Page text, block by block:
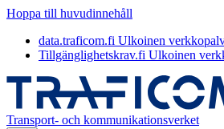
Hoppa till huvudinnehåll
data.traficom.fi Ulkoinen
Tillgänglighetskrav.fi Ulkoinen
Transport- och kommunikationsverket